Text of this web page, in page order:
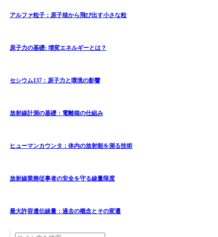
アルファ粒子：原子核から飛び出す小さな粒
原子力の基礎: 壊変エネルギーとは？
セシウム137：原子力と環境の影響
放射線計測の基礎：電離箱の仕組み
ヒューマンカウンタ：体内の放射能を測る技術
放射線業務従事者の安全を守る線量限度
最大許容遺伝線量：過去の概念とその変遷